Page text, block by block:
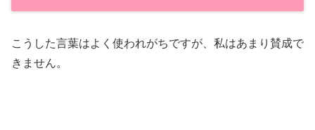
こうした言葉はよく使われがちですが、私はあまり賛成で
きません。